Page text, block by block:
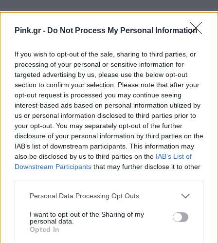
Pink.gr - Do Not Process My Personal Information
If you wish to opt-out of the sale, sharing to third parties, or
processing of your personal or sensitive information for
targeted advertising by us, please use the below opt-out
section to confirm your selection. Please note that after your
opt-out request is processed you may continue seeing
interest-based ads based on personal information utilized by
us or personal information disclosed to third parties prior to
your opt-out. You may separately opt-out of the further
disclosure of your personal information by third parties on the
IAB’s list of downstream participants. This information may
also be disclosed by us to third parties on the IAB’s List of
Downstream Participants that may further disclose it to other
Personal Data Processing Opt Outs
I want to opt-out of the Sharing of my
personal data.
Opted In
μάθετε πρώτοιτα πιο hot νέα.
Ακολουθήστε το Pink.gr και στο Instagram
ΔΙΑΦΗΜΙΣΗ